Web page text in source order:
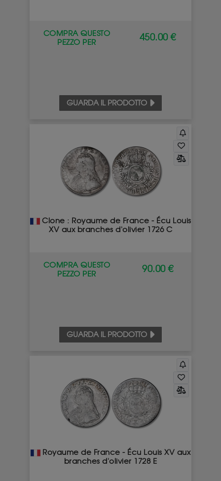
COMPRA QUESTO
PEZZO PER
450.00 €
GUARDA IL PRODOTTO
Clone : Royaume de France - Écu Louis
XV aux branches d'olivier 1726 C
COMPRA QUESTO
PEZZO PER
90.00 €
GUARDA IL PRODOTTO
Royaume de France - Écu Louis XV aux
branches d'olivier 1728 E